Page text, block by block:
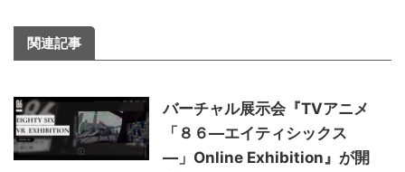
関連記事
バーチャル展示会『TVアニメ
「８６―エイティシックス
―」Online Exhibition』が開